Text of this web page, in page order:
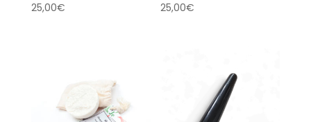
25,00€ 25,00€